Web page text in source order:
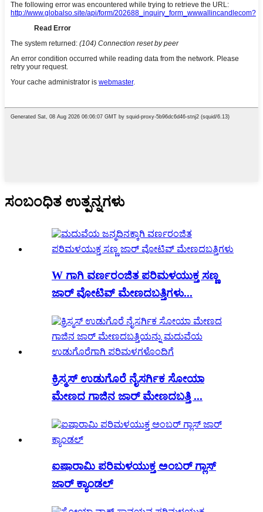
ಸಂಬಂಧಿತ ಉತ್ಪನ್ನಗಳು
W ಗಾಗಿ ವರ್ಣರಂಜಿತ ಪರಿಮಳಯುಕ್ತ ಸಣ್ಣ
ಜಾರ್ ವೋಟಿವ್ ಮೇಣದಬತ್ತಿಗಳು...
ಕ್ರಿಸ್ಮಸ್ ಉಡುಗೊರೆ ನೈಸರ್ಗಿಕ ಸೋಯಾ
ಮೇಣದ ಗಾಜಿನ ಜಾರ್ ಮೇಣದಬತ್ತಿ ...
ಐಷಾರಾಮಿ ಪರಿಮಳಯುಕ್ತ ಅಂಬರ್ ಗ್ಲಾಸ್
ಜಾರ್ ಕ್ಯಾಂಡಲ್